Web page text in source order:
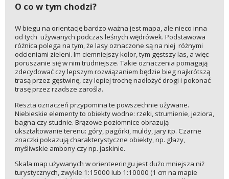
O co w tym chodzi?
W biegu na orientację bardzo ważna jest mapa, ale nieco inna
od tych używanych podczas leśnych wędrówek. Podstawowa
różnica polega na tym, że lasy oznaczone są na niej różnymi
odcieniami zieleni. Im ciemniejszy kolor, tym gęstszy las, a więc
poruszanie się w nim trudniejsze. Takie oznaczenia pomagają
zdecydować czy lepszym rozwiązaniem będzie bieg najkrótszą
trasą przez gęstwinę, czy lepiej trochę nadłożyć drogi i pokonać
trasę przez rzadsze zarośla.
Reszta oznaczeń przypomina te powszechnie używane.
Niebieskie elementy to obiekty wodne: rzeki, strumienie, jeziora,
bagna czy studnie. Brązowe poziomnice obrazują
ukształtowanie terenu: góry, pagórki, muldy, jary itp. Czarne
znaczki pokazują charakterystyczne obiekty, np. głazy,
myśliwskie ambony czy np. jaskinie.
Skala map używanych w orienteeringu jest dużo mniejsza niż
turystycznych, zwykle 1:15000 lub 1:10000 (1 cm na mapie